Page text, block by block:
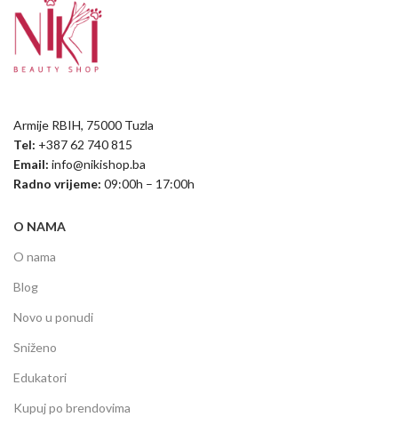
Armije RBIH, 75000 Tuzla
Tel: +387 62 740 815
Email: info@nikishop.ba
Radno vrijeme: 09:00h – 17:00h
O NAMA
O nama
Blog
Novo u ponudi
Sniženo
Edukatori
Kupuj po brendovima